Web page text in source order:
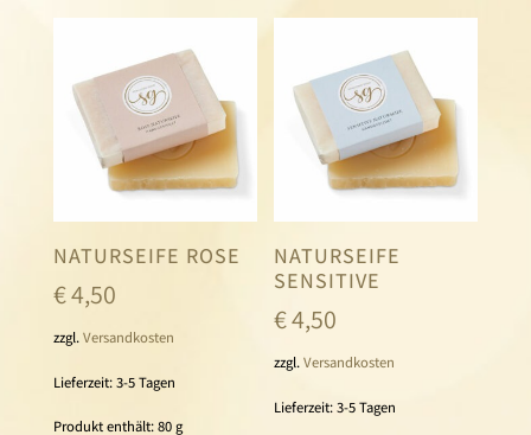
NATURSEIFE ROSE
€4,50
zzgl.Versandkosten
Lieferzeit:3-5 Tagen
Produkt enthält: 80g
NATURSEIFE
SENSITIVE
€4,50
zzgl.Versandkosten
Lieferzeit:3-5 Tagen